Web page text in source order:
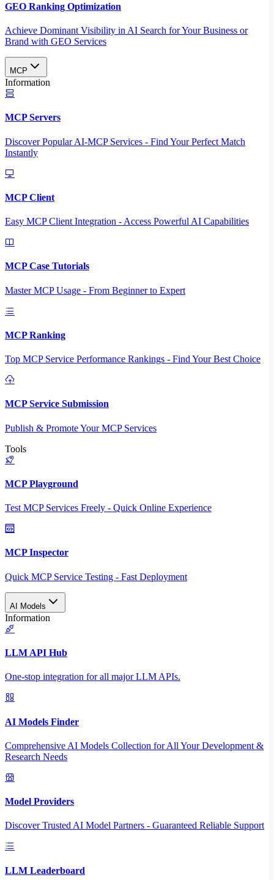
GEO Ranking Optimization
Achieve Dominant Visibility in AI Search for Your Business or
Brand with GEO Services​
MCP
Information
MCP Servers
Discover Popular AI-MCP Services - Find Your Perfect Match
Instantly
MCP Client
Easy MCP Client Integration - Access Powerful AI Capabilities
MCP Case Tutorials
Master MCP Usage - From Beginner to Expert
MCP Ranking
Top MCP Service Performance Rankings - Find Your Best Choice
MCP Service Submission
Publish & Promote Your MCP Services
Tools
MCP Playground
Test MCP Services Freely - Quick Online Experience
MCP Inspector
Quick MCP Service Testing - Fast Deployment
AI Models
Information
LLM API Hub
One-stop integration for all major LLM APIs.
AI Models Finder
Comprehensive AI Models Collection for All Your Development &
Research Needs
Model Providers
Discover Trusted AI Model Partners - Guaranteed Reliable Support
LLM Leaderboard